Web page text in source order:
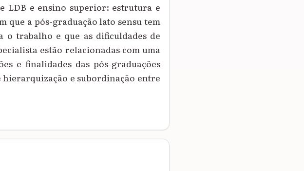
LDB e ensino superior: estrutura e
que a pós-graduação lato sensu tem
o trabalho e que as dificuldades de
estão relacionadas com uma
e finalidades das pós-graduações
hierarquização e subordinação entre